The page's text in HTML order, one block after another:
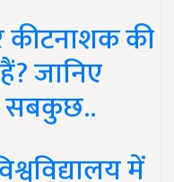
की
जानिए
सबकुछ..
में